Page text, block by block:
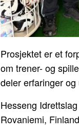
Prosjektet er et
om trener- og
deler erfaringer
Hesseng
Rovaniemi,